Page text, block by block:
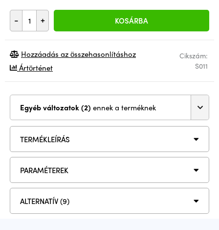
- + KOSÁRBA
Cikszám:
S011
Hozzáadás az összehasonlításhoz
Ártörténet
Egyéb változatok (2) ennek a terméknek
TERMÉKLEÍRÁS
PARAMÉTEREK
ALTERNATÍV (9)